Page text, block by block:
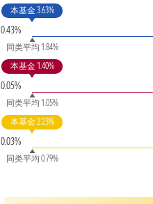
0.43%
本基金 3.63%
同类平均 1.84%
0.05%
本基金 1.40%
同类平均 1.05%
0.03%
本基金 2.23%
同类平均 0.79%